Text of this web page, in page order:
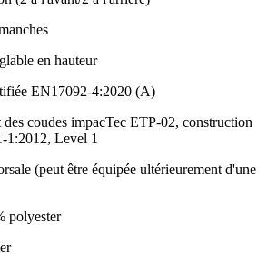
en hauteur
EN17092-4:2020 (A)
des coudes impacTec ETP-02, construction
1:2012, Level 1
(peut être équipée ultérieurement d'une
polyester